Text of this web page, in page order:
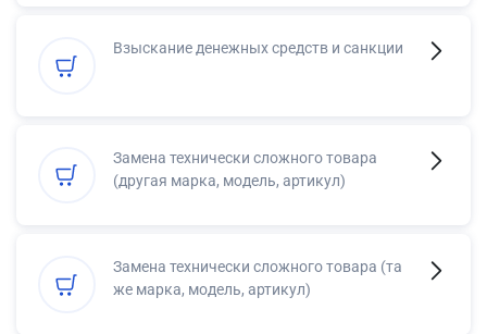
Взыскание денежных средств и санкции
Замена технически сложного товара
(другая марка, модель, артикул)
Замена технически сложного товара (та
же марка, модель, артикул)